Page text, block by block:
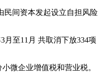
民间资本发起设立自担风险
月至11月 共取消下放334项
小微企业增值税和营业税。